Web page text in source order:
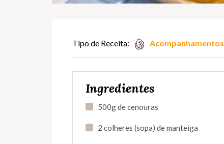
Tipo de Receita: Acompanhamentos
Ingredientes
500g de cenouras
2 colheres (sopa) de manteiga